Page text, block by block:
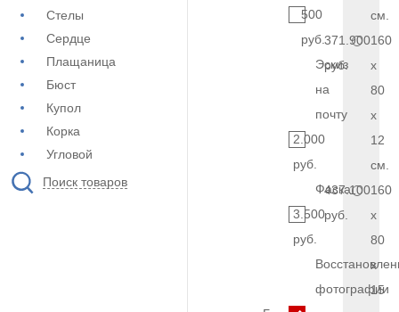
Стелы
Сердце
Плащаница
Бюст
Купол
Корка
Угловой
Поиск товаров
500
руб.
Эскиз
на
почту
2.000
руб.
Фаска
3.500
руб.
фотографии
см.
371.900
руб.
160
x
80
x
12
см.
437.100
руб.
160
x
80
x
15